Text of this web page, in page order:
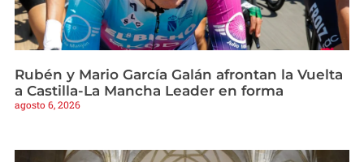
Rubén y Mario García Galán afrontan la Vuelta
a Castilla-La Mancha Leader en forma
agosto 6, 2026